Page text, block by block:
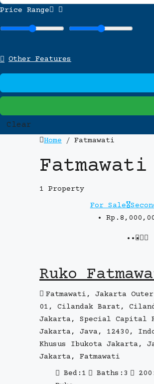
Price Range
Other Features
Clear
Home Fatmawati
Fatmawati
1 Property
For Sale
Ruko
Fatmawati, Jakarta Outer
01, Cilandak Barat,
Jakarta, Special Capital
Jakarta, Java, 12430,
Khusus Ibukota Jakarta,
Jakarta, Fatmawati
Bed: 1 Baths: 3 200